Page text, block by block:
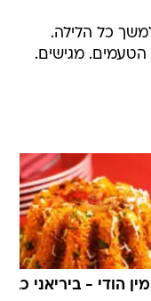
כל הלילה.
מגישים.
הודי - ביריאני